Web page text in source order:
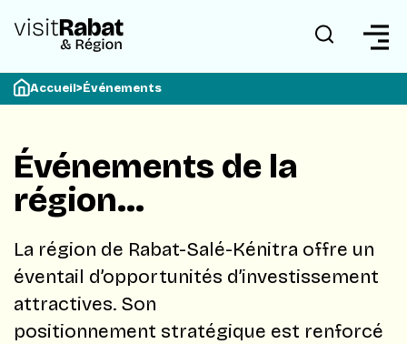
Accueil>Événements
Événements de la
région…
La région de Rabat-Salé-Kénitra offre un
éventail d’opportunités d’investissement
attractives. Son
positionnement stratégique est renforcé